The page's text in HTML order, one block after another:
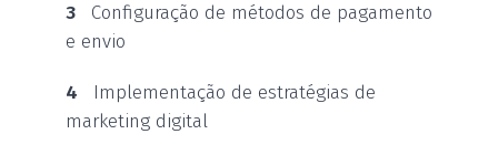
Configuração de métodos de pagamento
e envio
Implementação de estratégias de
marketing digital